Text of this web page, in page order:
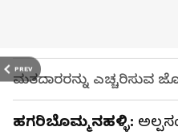
PREV
ಮತದಾರರನ್ನು ಎಚ್ಚರಿಸುವ
ಹಗರಿಬೊಮ್ಮನಹಳ್ಳಿ: